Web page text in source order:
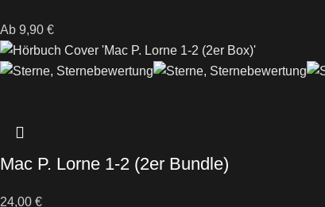
Ab 9,90 €
Mac P. Lorne 1-2 (2er Bundle)
24,00 €